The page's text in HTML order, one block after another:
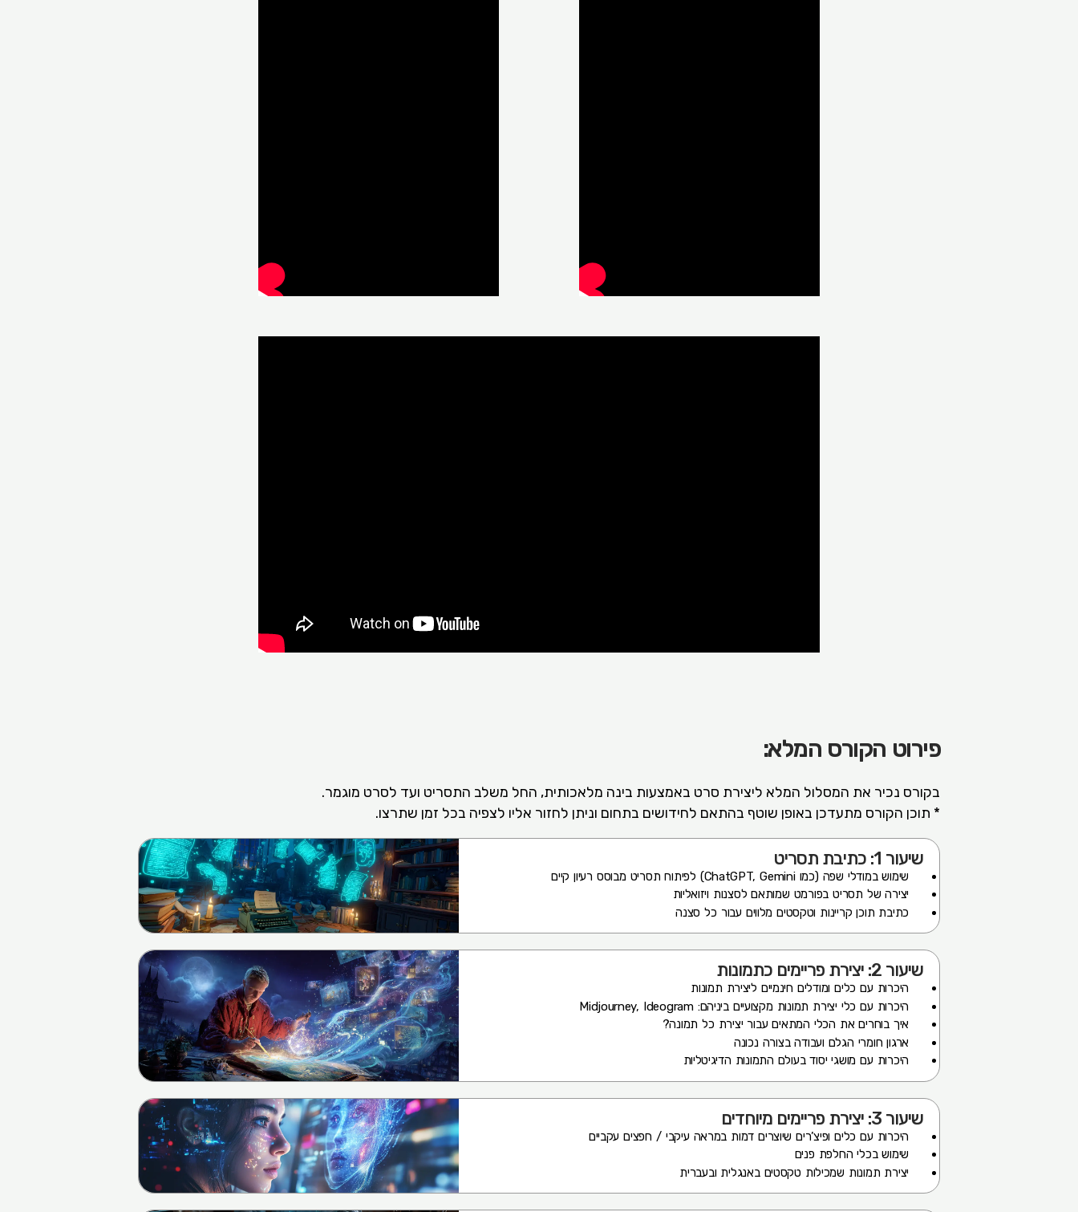
פירוט הקורס המלא:
בקורס נכיר את המסלול המלא ליצירת סרט באמצעות בינה מלאכותית, החל משלב התסריט ועד לסרט מוגמר.
* תוכן הקורס מתעדכן באופן שוטף בהתאם לחידושים בתחום וניתן לחזור אליו לצפיה בכל זמן שתרצו.
שיעור 1: כתיבת תסריט
שימוש במודלי שפה (כמו ChatGPT, Gemini) לפיתוח תסריט מבוסס רעיון קיים
יצירה של תסריט בפורמט שמותאם לסצנות ויזואליות
כתיבת תוכן קריינות וטקסטים מלווים עבור כל סצנה
שיעור 2: יצירת פריימים כתמונות
היכרות עם כלים ומודלים חינמיים ליצירת תמונות
היכרות עם כלי יצירת תמונות מקצועיים ביניהם: Midjourney, Ideogram
איך בוחרים את הכלי המתאים עבור יצירת כל תמונה?
ארגון חומרי הגלם ועבודה בצורה נכונה
היכרות עם מושגי יסוד בעולם התמונות הדיגיטליות
שיעור 3: יצירת פריימים מיוחדים
היכרות עם כלים ופיצ’רים שיוצרים דמות במראה עיקבי / חפצים עקביים
שימוש בכלי החלפת פנים
יצירת תמונות שמכילות טקסטים באנגלית ובעברית